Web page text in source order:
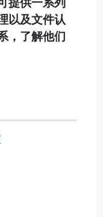
以及文件认
，了解他们